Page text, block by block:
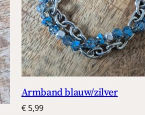
Armband blauw/zilver
€5,99